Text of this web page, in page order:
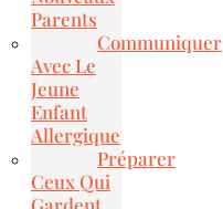
Parents
Communiquer
Avec Le
Jeune
Enfant
Allergique
Préparer
Ceux Qui